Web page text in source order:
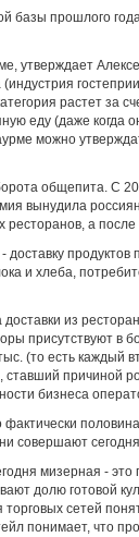
базы прошлого
утверждает
растет за
еду (даже когда
можно
общепита. С
вынудила
ресторанов, а после
продуктов
и хлеба,
из
присутствуют в
(то есть каждый
причиной
бизнеса
фактически
совершают
мизерная -
долю готовой
торговых сетей
понимает, что